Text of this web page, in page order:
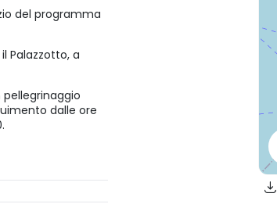
del programma
Palazzotto, a
pellegrinaggio
dalle ore